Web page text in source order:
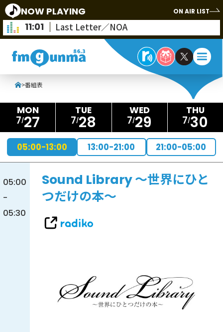
NOW PLAYING ON AIR LIST
11:01 Last Letter／NOA
>番組表
7 27 7 28 7 29 7 30
05:00-13:00 13:00-21:00 21:00-05:00
05:00
-
05:30
Sound Library ～世界にひと
つだけの本～